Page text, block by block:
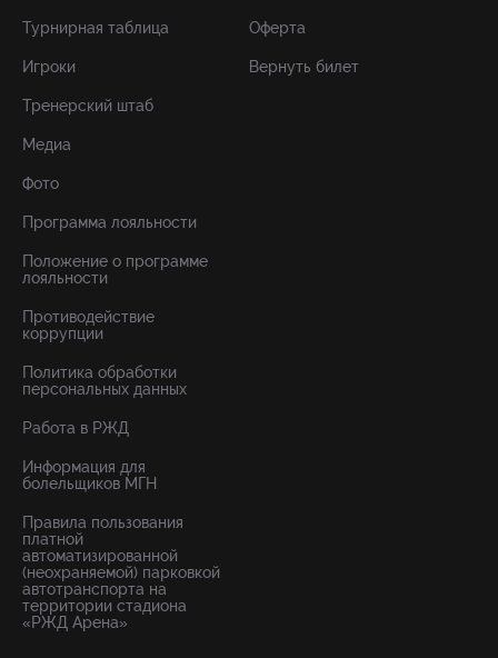
Турнирная таблица
Игроки
Тренерский штаб
Медиа
Фото
Программа лояльности
Положение о программе
лояльности
Противодействие
коррупции
Политика обработки
персональных данных
Работа в РЖД
Информация для
болельщиков МГН
Правила пользования
платной
автоматизированной
(неохраняемой) парковкой
автотранспорта на
территории стадиона
«РЖД Арена»
Оферта
Вернуть билет